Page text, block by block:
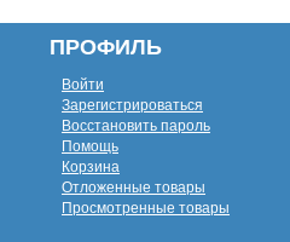
ПРОФИЛЬ
Войти
Зарегистрироваться
Восстановить пароль
Помощь
Корзина
Отложенные товары
Просмотренные товары